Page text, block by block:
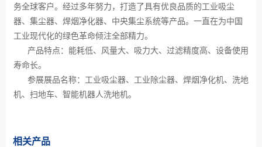
务全球客户。经过多年努力，打造了具有优良品质的工业吸尘
器、集尘器、焊烟净化器、中央集尘系统等产品。一直在为中国
工业现代化的绿色革命倾注全部精力。
产品特点：能耗低、风量大、吸力大、过滤精度高、设备使用
寿命长。
参展展品名称：工业吸尘器、工业除尘器、焊烟净化机、洗地
机、扫地车、智能机器人洗地机。
相关产品